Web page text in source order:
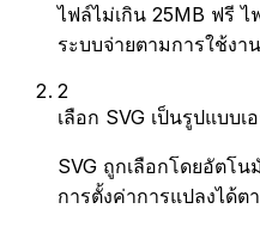
ไฟล์ไม่เกิน 25MB ฟรี
ระบบจ่ายตามการใช้งาน
2
เลือก SVG เป็นรูปแบบเ
SVG ถูกเลือกโดยอัตโ
การตั้งค่าการแปลงได้ต